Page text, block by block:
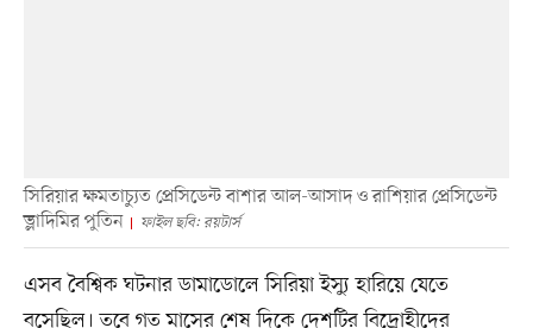
সিরিয়ার ক্ষমতাচ্যুত প্রেসিডেন্ট বাশার আল-আসাদ ও রাশিয়ার প্রেসিডেন্ট
ভ্লাদিমির পুতিন
ফাইল ছবি: রয়টার্স
এসব বৈশ্বিক ঘটনার ডামাডোলে সিরিয়া ইস্যু হারিয়ে যেতে
বসেছিল। তবে গত মাসের শেষ দিকে দেশটির বিদ্রোহীদের